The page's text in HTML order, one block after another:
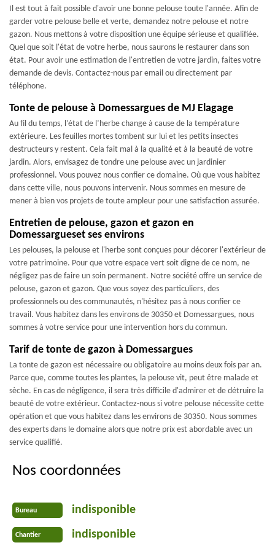
Il est tout à fait possible d'avoir une bonne pelouse toute l'année. Afin de
garder votre pelouse belle et verte, demandez notre pelouse et notre
gazon. Nous mettons à votre disposition une équipe sérieuse et qualifiée.
Quel que soit l'état de votre herbe, nous saurons le restaurer dans son
état. Pour avoir une estimation de l'entretien de votre jardin, faites votre
demande de devis. Contactez-nous par email ou directement par
téléphone.
Tonte de pelouse à Domessargues de MJ Elagage
Au fil du temps, l’état de l’herbe change à cause de la température
extérieure. Les feuilles mortes tombent sur lui et les petits insectes
destructeurs y restent. Cela fait mal à la qualité et à la beauté de votre
jardin. Alors, envisagez de tondre une pelouse avec un jardinier
professionnel. Vous pouvez nous confier ce domaine. Où que vous habitez
dans cette ville, nous pouvons intervenir. Nous sommes en mesure de
mener à bien vos projets de toute ampleur pour une satisfaction assurée.
Entretien de pelouse, gazon et gazon en
Domessargueset ses environs
Les pelouses, la pelouse et l'herbe sont conçues pour décorer l'extérieur de
votre patrimoine. Pour que votre espace vert soit digne de ce nom, ne
négligez pas de faire un soin permanent. Notre société offre un service de
pelouse, gazon et gazon. Que vous soyez des particuliers, des
professionnels ou des communautés, n'hésitez pas à nous confier ce
travail. Vous habitez dans les environs de 30350 et Domessargues, nous
sommes à votre service pour une intervention hors du commun.
Tarif de tonte de gazon à Domessargues
La tonte de gazon est nécessaire ou obligatoire au moins deux fois par an.
Parce que, comme toutes les plantes, la pelouse vit, peut être malade et
sèche. En cas de négligence, il sera très difficile d'admirer et de détruire la
beauté de votre extérieur. Contactez-nous si votre pelouse nécessite cette
opération et que vous habitez dans les environs de 30350. Nous sommes
des experts dans le domaine alors que notre prix est abordable avec un
service qualifié.
Nos coordonnées
Bureau indisponible
Chantier indisponible